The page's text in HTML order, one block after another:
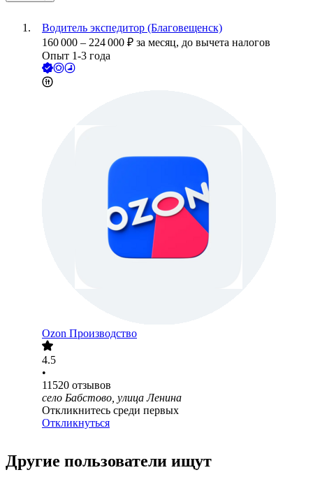
Водитель экспедитор (Благовещенск)
160 000 – 224 000 ₽ за месяц, до вычета налогов
Опыт 1-3 года
Ozon Производство
4.5
•
11520 отзывов
село Бабстово, улица Ленина
Откликнитесь среди первых
Откликнуться
Другие пользователи ищут